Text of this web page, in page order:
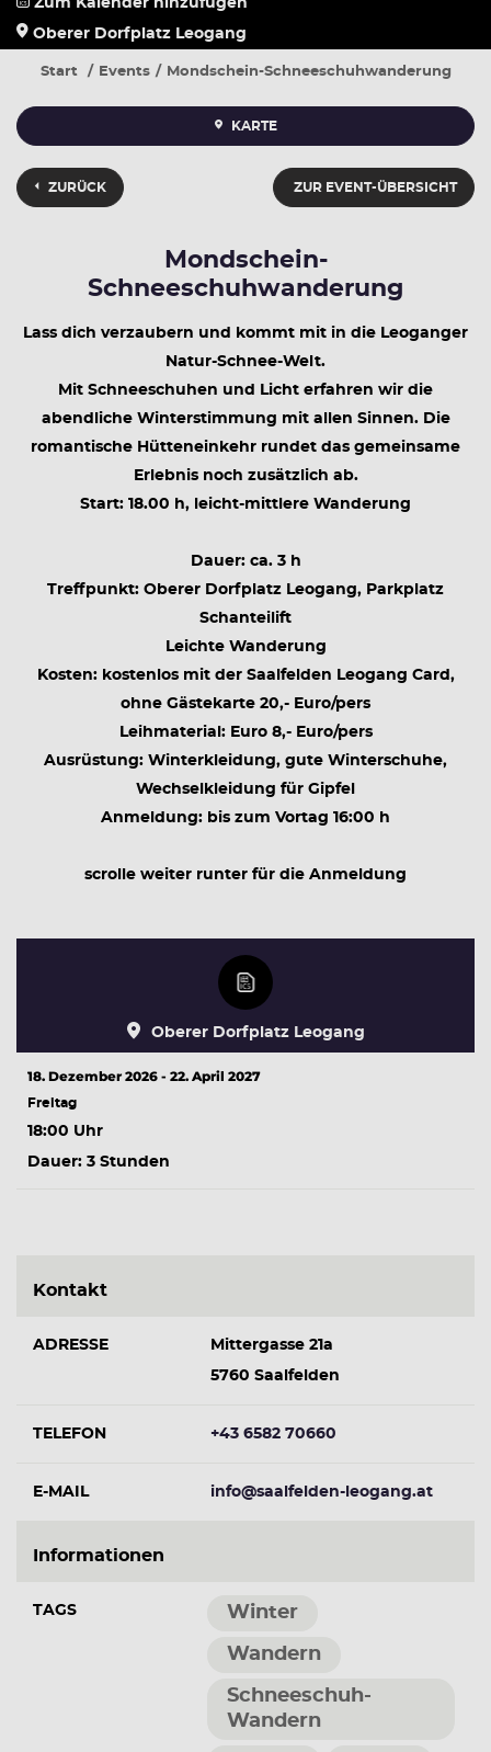
Zum Kalender hinzufügen
Oberer Dorfplatz Leogang
Start Events Mondschein-Schneeschuhwanderung
KARTE
ZURÜCK ZUR EVENT-ÜBERSICHT
Mondschein-
Schneeschuhwanderung
Lass dich verzaubern und kommt mit in die Leoganger
Natur-Schnee-Welt.
Mit Schneeschuhen und Licht erfahren wir die
abendliche Winterstimmung mit allen Sinnen. Die
romantische Hütteneinkehr rundet das gemeinsame
Erlebnis noch zusätzlich ab.
Start: 18.00 h, leicht-mittlere Wanderung
Dauer: ca. 3 h
Treffpunkt: Oberer Dorfplatz Leogang, Parkplatz
Schanteilift
Leichte Wanderung
Kosten: kostenlos mit der Saalfelden Leogang Card,
ohne Gästekarte 20,- Euro/pers
Leihmaterial: Euro 8,- Euro/pers
Ausrüstung: Winterkleidung, gute Winterschuhe,
Wechselkleidung für Gipfel
Anmeldung: bis zum Vortag 16:00 h
scrolle weiter runter für die Anmeldung
Oberer Dorfplatz Leogang
18. Dezember 2026 - 22. April 2027
Freitag
18:00 Uhr
Dauer: 3 Stunden
Kontakt
ADRESSE
Mittergasse 21a
5760 Saalfelden
TELEFON +43 6582 70660
E-MAIL info@saalfelden-leogang.at
Informationen
TAGS Winter
Wandern
Schneeschuh-
Wandern